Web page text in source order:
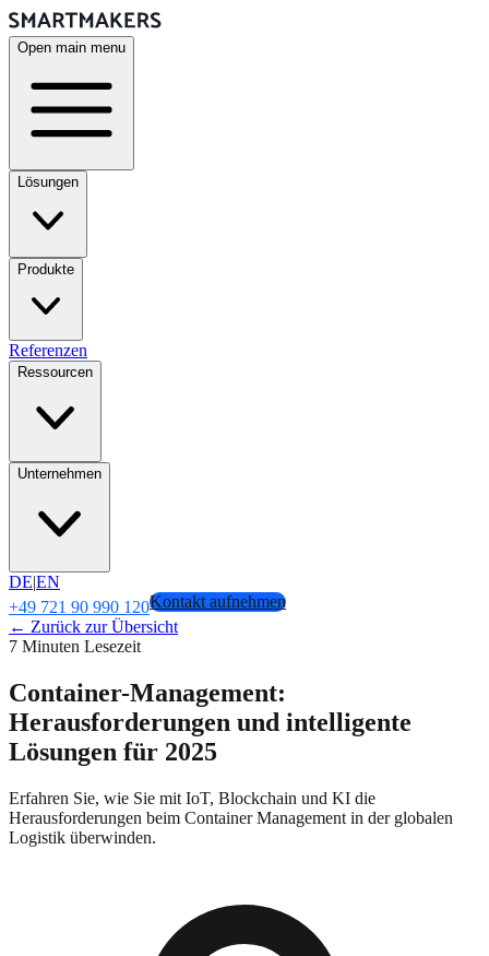
Open main menu
Lösungen
Produkte
Referenzen
Ressourcen
Unternehmen
DE|EN
+49 721 90 990 120Kontakt aufnehmen
← Zurück zur Übersicht
7 Minuten Lesezeit
Container-Management:
Herausforderungen und intelligente
Lösungen für 2025
Erfahren Sie, wie Sie mit IoT, Blockchain und KI die
Herausforderungen beim Container Management in der globalen
Logistik überwinden.